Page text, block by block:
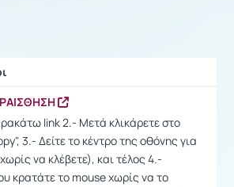
link 2.- Μετά κλικάρετε στο
3.- Δείτε το κέντρο της οθόνης για
να κλέβετε), και τέλος 4.-
κρατάτε το mouse χωρίς να το